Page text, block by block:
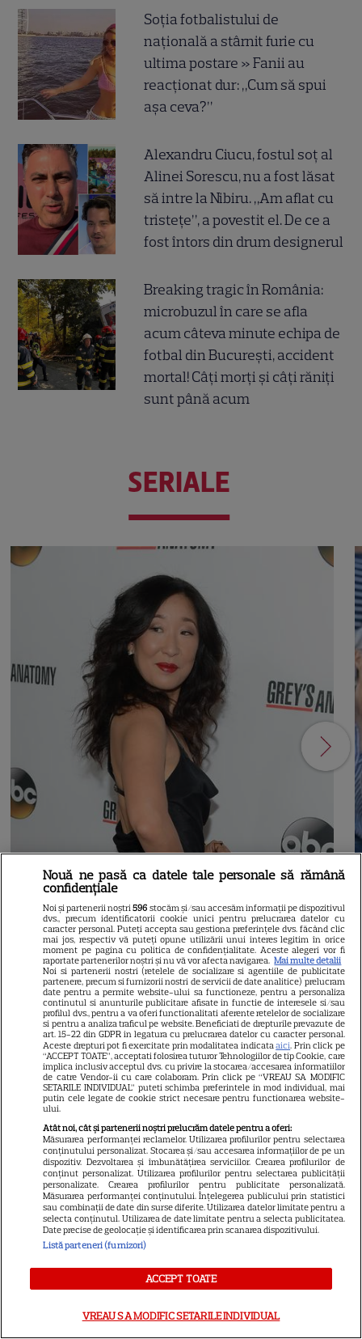
Soția fotbalistului de
națională a stârnit furie cu
ultima postare » Fanii au
reacționat dur: „Cum să spui
așa ceva?”
Alexandru Ciucu, fostul soț al
Alinei Sorescu, nu a fost lăsat
să intre la Nibiru. „Am aflat cu
tristețe”, a povestit el. De ce a
fost întors din drum designerul
Breaking tragic în România:
microbuzul în care se afla
acum câteva minute echipa de
fotbal din București, accident
mortal! Câți morți și câți răniți
sunt până acum
SERIALE
21
SERIALE AMERICANE
Sandra Oh dezvăluie de ce a
plecat din „Anatomia lui Grey”.
Discuția cu Shonda Rhimes
care a schimbat totul pentru
Cristina Yang
ARTICOLE PARTENERI
Horoscop 3 august 2026.
Gemenii primesc vești
contradictorii
Nouă ne pasă ca datele tale personale să rămână
confidențiale
Noi și partenerii noștri596 stocăm și/sau accesăm informații pe dispozitivul
dvs., precum identificatorii cookie unici pentru prelucrarea datelor cu
caracter personal. Puteți accepta sau gestiona preferințele dvs. făcând clic
mai jos, respectiv vă puteți opune utilizării unui interes legitim în orice
moment pe pagina cu politica de confidențialitate. Aceste alegeri vor fi
raportate partenerilor noștri și nu vă vor afecta navigarea. Mai multe detalii
Noi si partenerii nostri (retelele de socializare si agentiile de publicitate
partenere, precum si furnizorii nostri de servicii de date analitice) prelucram
date pentru a permite website-ului sa functioneze, pentru a personaliza
continutul si anunturile publicitare afisate in functie de interesele si/sau
profilul dvs., pentru a va oferi functionalitati aferente retelelor de socializare
si pentru a analiza traficul pe website. Beneficiati de drepturile prevazute de
art. 15-22 din GDPR in legatura cu prelucrarea datelor cu caracter personal.
Aceste drepturi pot fi exercitate prin modalitatea indicataaici. Prin click pe
“ACCEPT TOATE”, acceptati folosirea tuturor Tehnologiilor de tip Cookie, care
implica inclusiv acceptul dvs. cu privire la stocarea/accesarea informatiilor
de catre Vendor-ii cu care colaboram. Prin click pe “VREAU SA MODIFIC
SETARILE INDIVIDUAL” puteti schimba preferintele in mod individual, mai
putin cele legate de cookie strict necesare pentru functionarea website-
ului.
Atât noi, cât și partenerii noștri prelucrăm datele pentru a oferi:
Măsurarea performanței reclamelor. Utilizarea profilurilor pentru selectarea
conținutului personalizat. Stocarea și/sau accesarea informațiilor de pe un
dispozitiv. Dezvoltarea și îmbunătățirea serviciilor. Crearea profilurilor de
conținut personalizat. Utilizarea profilurilor pentru selectarea publicității
personalizate. Crearea profilurilor pentru publicitate personalizată.
Măsurarea performanței conținutului. Înțelegerea publicului prin statistici
sau combinații de date din surse diferite. Utilizarea datelor limitate pentru a
selecta conținutul. Utilizarea de date limitate pentru a selecta publicitatea.
Date precise de geolocație și identificarea prin scanarea dispozitivului.
Listă parteneri (furnizori)
ACCEPT TOATE
VREAU SA MODIFIC SETARILE INDIVIDUAL